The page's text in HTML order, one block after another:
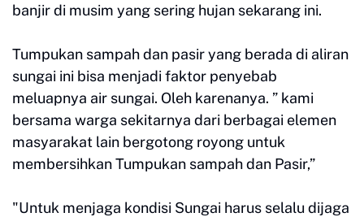
banjir di musim yang sering hujan sekarang ini.
Tumpukan sampah dan pasir yang berada di aliran
sungai ini bisa menjadi faktor penyebab
meluapnya air sungai. Oleh karenanya. ” kami
bersama warga sekitarnya dari berbagai elemen
masyarakat lain bergotong royong untuk
membersihkan Tumpukan sampah dan Pasir,”
"Untuk menjaga kondisi Sungai harus selalu dijaga